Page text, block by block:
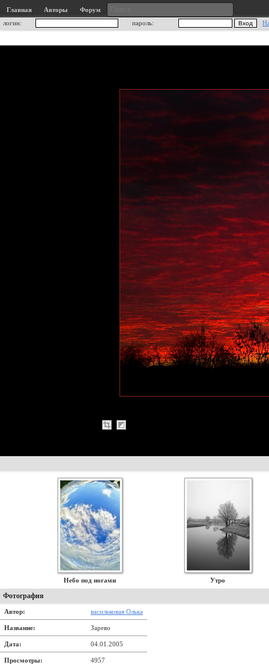
Главная Авторы
Форум
логин:
пароль:
Небо под ногами Утро
Фотография
Автор: васильковая Олька
Название: Зарево
Дата: 04.01.2005
Просмотры: 4957